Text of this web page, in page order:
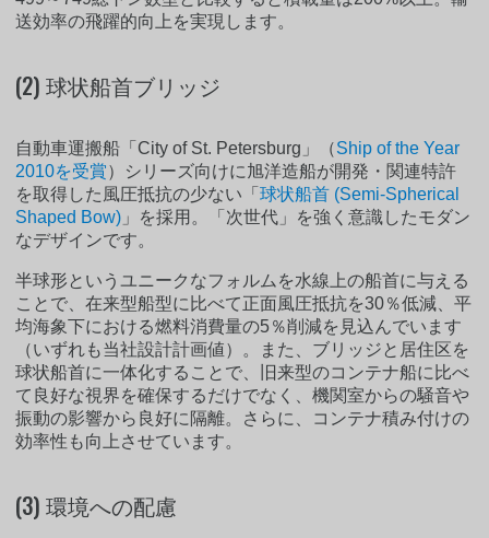
送効率の飛躍的向上を実現します。
(2) 球状船首ブリッジ
自動車運搬船「City of St. Petersburg」（Ship of the Year
2010を受賞）シリーズ向けに旭洋造船が開発・関連特許
を取得した風圧抵抗の少ない「球状船首 (Semi-Spherical
Shaped Bow) 」を採用。「次世代」を強く意識したモダン
なデザインです。
半球形というユニークなフォルムを水線上の船首に与える
ことで、在来型船型に比べて正面風圧抵抗を30％低減、平
均海象下における燃料消費量の5％削減を見込んでいます
（いずれも当社設計計画値）。また、ブリッジと居住区を
球状船首に一体化することで、旧来型のコンテナ船に比べ
て良好な視界を確保するだけでなく、機関室からの騒音や
振動の影響から良好に隔離。さらに、コンテナ積み付けの
効率性も向上させています。
(3) 環境への配慮